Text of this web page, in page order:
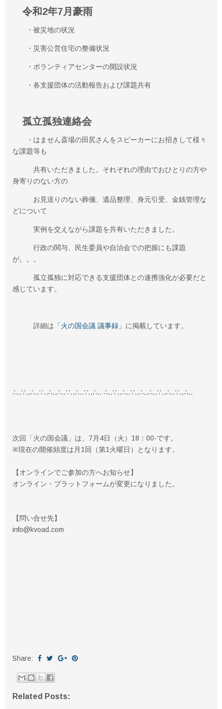
令和2年7月豪雨
・被災地の状況
・災害公営住宅の整備状況
・ボランティアセンターの開設状況
・各支援団体の活動報告および課題共有
孤立孤独連絡会
・はません斎場の田尻さんをスピーカーにお招きして様々
な課題等も
共有いただきました。それぞれの理由でおひとりの方や
身寄りのない方の
お見送りのない葬儀、遺品整理、身元引受、金銭管理な
どについて
実例を交えながら課題を共有いただきました。
行政の関与、民生委員や自治会での把握にも課題
が。。。
孤立孤独に対応できる支援団体との連携強化が必要だと
感じています。
詳細は 「火の国会議 議事録」 に掲載しています。
∴‥∵‥∴‥∵‥∴‥∴‥∵‥∴‥∵‥∴‥ ∴‥∵‥∴‥∵‥∴‥∴‥∵‥∴‥∵‥∴‥
次回「火の国会議」は、7月4日（火）18：00-です。
※現在の開催頻度は月1回（第1火曜日）となります。
【オンラインでご参加の方へお知らせ】
オンライン・プラットフォームが変更になりました。
【問い合せ先】
info@kvoad.com
Share:
Related Posts: